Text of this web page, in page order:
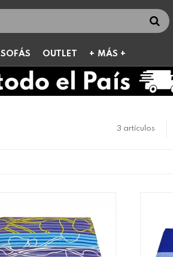
SOFÁS OUTLET MÁS +
3 artículos